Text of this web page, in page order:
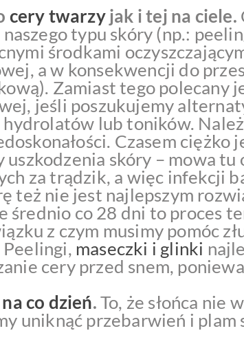
cery twarzyjak i tej na ciele.
typu skóry (np.:
środkami
a w konsekwencji do
Zamiast tego polecany
jeśli poszukujemy
lub toników.
Czasem ciężko
skóry – mowa tu
za trądzik, a więc infekcji
też nie jest najlepszym
średnio co 28 dni to proces
z czym musimy pomóc
Peelingi, maseczki i glinki
cery przed snem,
co dzień.To, że słońca nie
uniknąć przebarwień i plam